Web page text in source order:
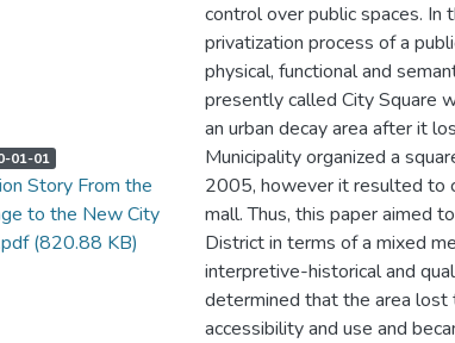
01-01,
Story From the
to the New City
(820.88 KB)
control over public spaces. In
privatization process of a
physical, functional and
presently called City Square
an urban decay area after it
Municipality organized a
2005, however it resulted to
mall. Thus, this paper aimed
District in terms of a mixed
interpretive-historical and
determined that the area
accessibility and use and